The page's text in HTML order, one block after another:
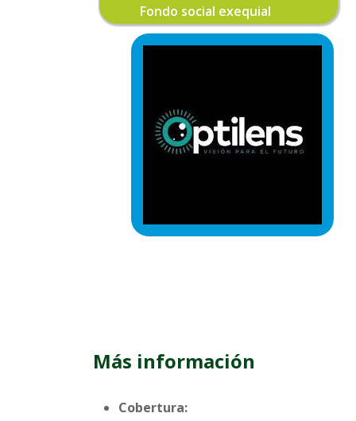
Fondo social exequial
Más información
Cobertura: